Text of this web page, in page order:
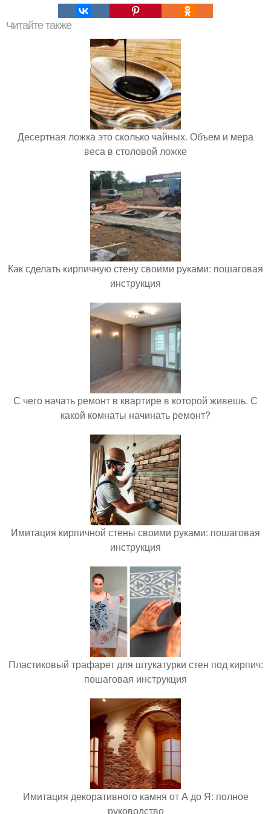
Читайте также
Десертная ложка это сколько чайных. Объем и мера
веса в столовой ложке
Как сделать кирпичную стену своими руками: пошаговая
инструкция
С чего начать ремонт в квартире в которой живешь. С
какой комнаты начинать ремонт?
Имитация кирпичной стены своими руками: пошаговая
инструкция
Пластиковый трафарет для штукатурки стен под кирпич:
пошаговая инструкция
Имитация декоративного камня от А до Я: полное
руководство